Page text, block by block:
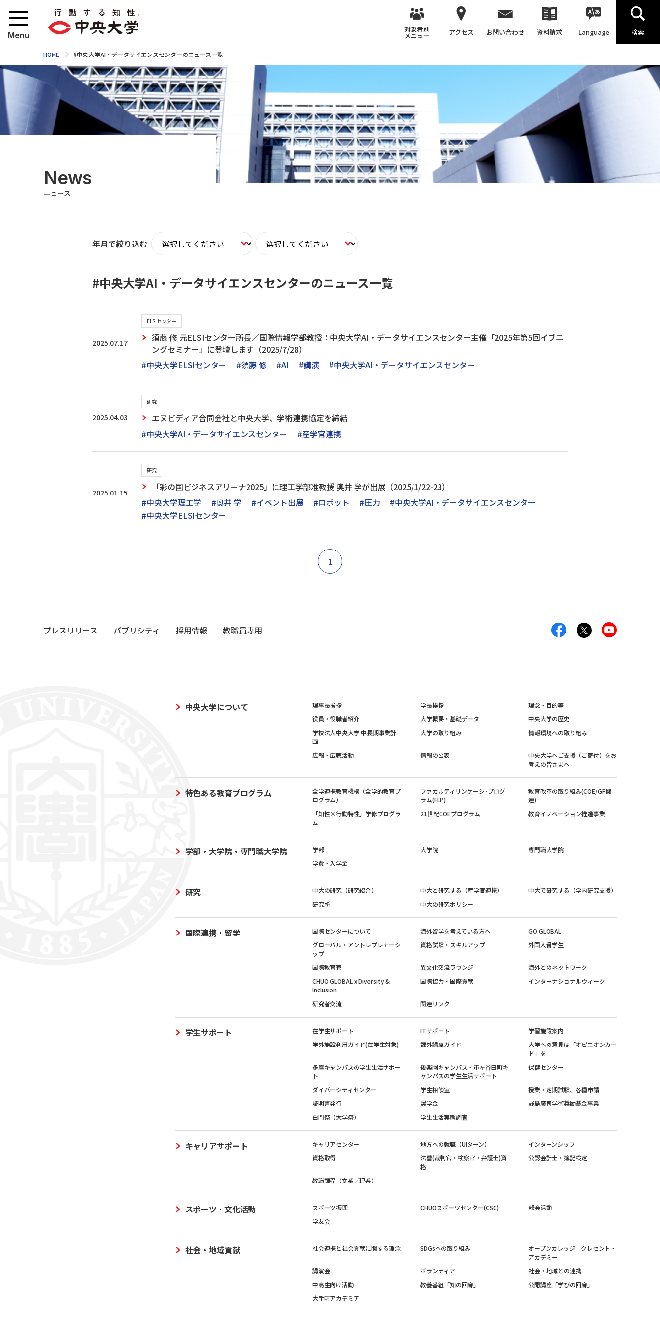
Menu
対象者別
メニュー アクセス お問い合わせ 資料請求 Language 検索
HOME #中央大学AI・データサイエンスセンターのニュース一覧
News
ニュース
年月で絞り込む
#中央大学AI・データサイエンスセンターのニュース一覧
2025.07.17
ELSIセンター
須藤 修 元ELSIセンター所長／国際情報学部教授：中央大学AI・データサイエンスセンター主催「2025年第5回イブニ
ングセミナー」に登壇します（2025/7/28）
#中央大学ELSIセンター
#須藤 修 #AI #講演 #中央大学AI・データサイエンスセンター
2025.04.03
研究
エヌビディア合同会社と中央大学、学術連携協定を締結
#中央大学AI・データサイエンスセンター
#産学官連携
2025.01.15
研究
「彩の国ビジネスアリーナ2025」に理工学部准教授 奥井 学が出展（2025/1/22-23）
#中央大学理工学
#奥井 学 #イベント出展 #ロボット #圧力
#中央大学AI・データサイエンスセンター
#中央大学ELSIセンター
1
プレスリリース パブリシティ 採用情報 教職員専用
中央大学について 理事長挨拶 学長挨拶
理念・目的等
役員・役職者紹介
大学概要・基礎データ
中央大学の歴史
学校法人中央大学 中長期事業計
画
大学の取り組み 情報環境への取り組み
広報・広聴活動 情報の公表
中央大学へご支援（ご寄付）をお
考えの皆さまへ
特色ある教育プログラム
全学連携教育機構（全学的教育プ
ログラム）
ファカルティリンケージ･プログ
ラム(FLP)
教育改革の取り組み(COE/GP関
連)
「知性×行動特性」学修プログラ
ム
21世紀COEプログラム 教育イノベーション推進事業
学部・大学院・専門職大学院 学部 大学院
専門職大学院
学費・入学金
研究 中大の研究（研究紹介） 中大と研究する（産学官連携）
中大で研究する（学内研究支援）
研究所
中大の研究ポリシー
国際連携・留学 国際センターについて 海外留学を考えている方へ
GO GLOBAL
グローバル・アントレプレナーシ
ップ
資格試験・スキルアップ 外国人留学生
国際教育寮 異文化交流ラウンジ
海外とのネットワーク
CHUO GLOBAL x Diversity &
Inclusion
国際協力・国際貢献 インターナショナルウィーク
研究者交流 関連リンク
学生サポート 在学生サポート ITサポート
学習施設案内
学外施設利用ガイド(在学生対象)
課外講座ガイド
大学への意見は「オピニオンカー
ド」を
多摩キャンパスの学生生活サポー
ト
後楽園キャンパス・市ヶ谷田町キ
ャンパスの学生生活サポート
保健センター
ダイバーシティセンター 学生相談室
授業・定期試験、各種申請
証明書発行
奨学金
野島廣司学術奨励基金事業
白門祭（大学祭）
学生生活実態調査
キャリアサポート キャリアセンター 地方への就職（UIターン）
インターンシップ
資格取得
法曹(裁判官・検察官・弁護士)資
格
公認会計士・簿記検定
教職課程（文系／理系）
スポーツ・文化活動 スポーツ振興 CHUOスポーツセンター(CSC)
部会活動
学友会
社会・地域貢献 社会連携と社会貢献に関する理念 SDGsへの取り組み
オープンカレッジ：クレセント・
アカデミー
講演会
ボランティア
社会・地域との連携
中高生向け活動
教養番組「知の回廊」
公開講座「学びの回廊」
大手町アカデミア